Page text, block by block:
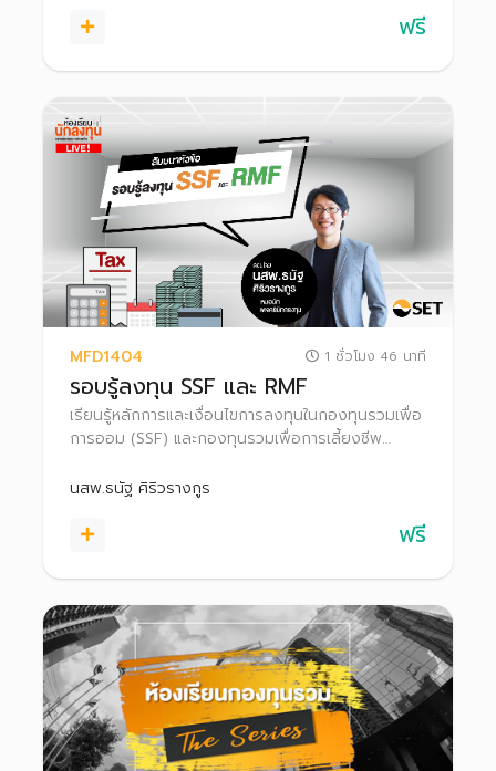
ฟรี
MFD1404 1 ชั่วโมง 46 นาที
รอบรู้ลงทุน SSF และ RMF
เรียนรู้หลักการและเงื่อนไขการลงทุนในกองทุนรวมเพื่อ
การออม (SSF) และกองทุนรวมเพื่อการเลี้ยงชีพ
กองทุนง่าย ๆ ได้ด้วยตนเอง
นสพ.ธนัฐ ศิริวรางกูร
ฟรี